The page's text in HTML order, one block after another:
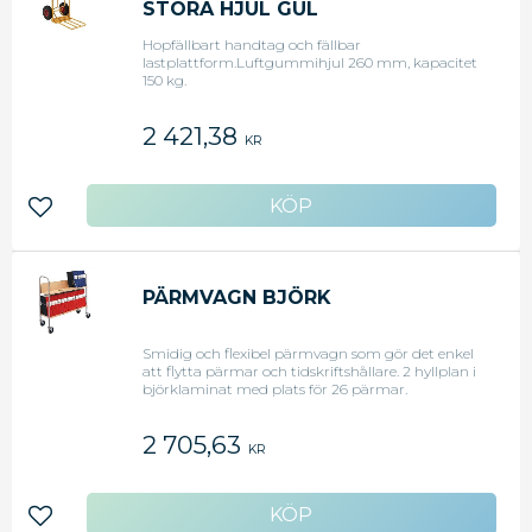
STORA HJUL GUL
Hopfällbart handtag och fällbar
lastplattform.Luftgummihjul 260 mm, kapacitet
150 kg.
2 421,38 KR
Lägg till i favoriter
PÄRMVAGN BJÖRK
Smidig och flexibel pärmvagn som gör det enkel
att flytta pärmar och tidskriftshållare. 2 hyllplan i
björklaminat med plats för 26 pärmar.
H 910 x B 860 x D 340mm. Levereras omonterad.
2 705,63 KR